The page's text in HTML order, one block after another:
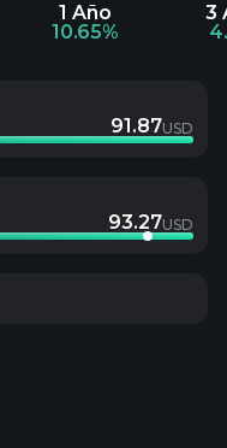
1 Año
10.65%
3
91.87USD
93.27USD